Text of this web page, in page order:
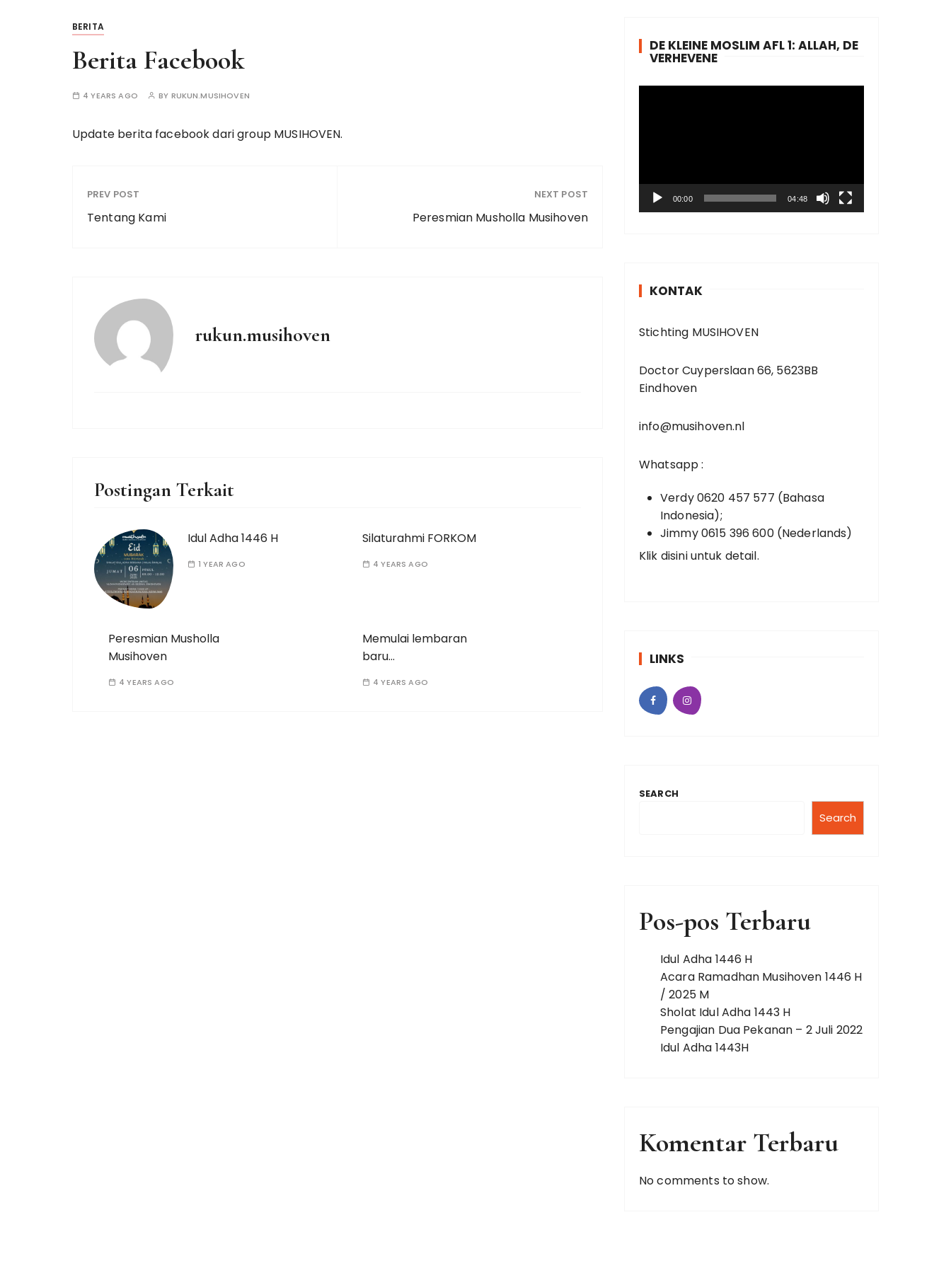
BERITA
Berita Facebook
4 YEARS AGO BY RUKUN.MUSIHOVEN
Update berita facebook dari group MUSIHOVEN.
PREV POST
Tentang Kami
NEXT POST
Peresmian Musholla Musihoven
rukun.musihoven
Postingan Terkait
Idul Adha 1446 H
1 YEAR AGO
Silaturahmi FORKOM
4 YEARS AGO
Peresmian Musholla
Musihoven
4 YEARS AGO
Memulai lembaran
baru…
4 YEARS AGO
DE KLEINE MOSLIM AFL 1: ALLAH, DE
VERHEVENE
P
a
00:00 04:48
KONTAK
Stichting MUSIHOVEN
Doctor Cuyperslaan 66, 5623BB
Eindhoven
info@musihoven.nl
Whatsapp :
Verdy 0620 457 577 (Bahasa
Indonesia);
Jimmy 0615 396 600 (Nederlands)
Klik disini untuk detail.
LINKS
SEARCH
Search
Pos-pos Terbaru
Idul Adha 1446 H
Acara Ramadhan Musihoven 1446 H
/ 2025 M
Sholat Idul Adha 1443 H
Pengajian Dua Pekanan – 2 Juli 2022
Idul Adha 1443H
Komentar Terbaru
No comments to show.